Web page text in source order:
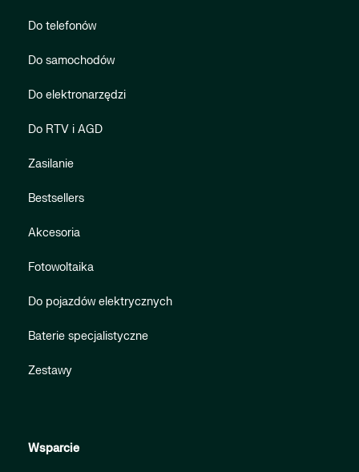
Do telefonów
Do samochodów
Do elektronarzędzi
Do RTV i AGD
Zasilanie
Bestsellers
Akcesoria
Fotowoltaika
Do pojazdów elektrycznych
Baterie specjalistyczne
Zestawy
Wsparcie